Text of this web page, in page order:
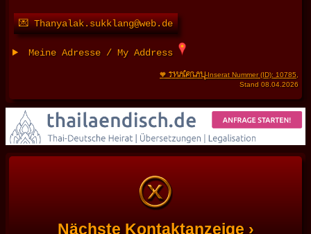
💌 Thanyalak.sukklang@web.de
Meine Adresse / My Address
🧡 THAIFRAU-Inserat Nummer (ID): 10785
Stand 08.04.2026
Nächste Kontaktanzeige ›